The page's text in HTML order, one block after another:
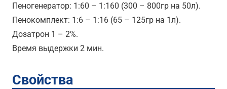
Пеногенератор: 1:60 – 1:160 (300 – 800гр на 50л).
Пенокомплект: 1:6 – 1:16 (65 – 125гр на 1л).
Дозатрон 1 – 2%.
Время выдержки 2 мин.
Свойства